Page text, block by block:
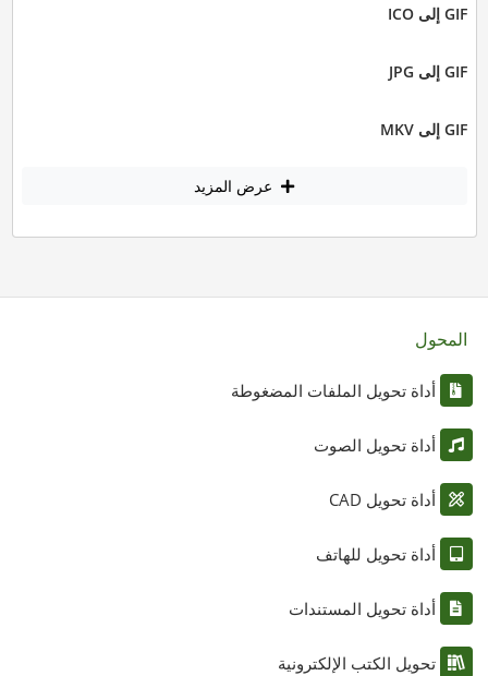
GIF إلى ICO
GIF إلى JPG
GIF إلى MKV
عرض المزيد
المحول
أداة تحويل الملفات المضغوطة
أداة تحويل الصوت
أداة تحويل CAD
أداة تحويل للهاتف
أداة تحويل المستندات
تحويل الكتب الإلكترونية